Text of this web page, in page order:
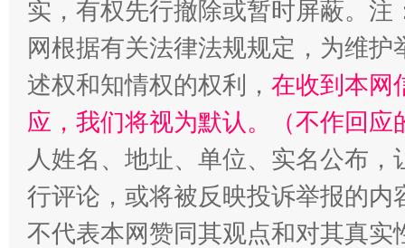
实，有权先行撤除或暂时屏蔽。
网根据有关法律法规规定，为维
述权和知情权的权利， 在收到本网
应，我们将视为默认。（不作回应
人姓名、地址、单位、实名公布
行评论，或将被反映投诉举报的
不代表本网赞同其观点和对其真实